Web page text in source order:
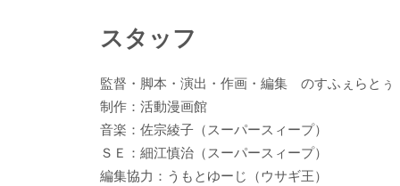
スタッフ
監督・脚本・演出・作画・編集 のすふぇらとぅ
制作：活動漫画館
音楽：佐宗綾子（スーパースィープ）
ＳＥ：細江慎治（スーパースィープ）
編集協力：うもとゆーじ（ウサギ王）